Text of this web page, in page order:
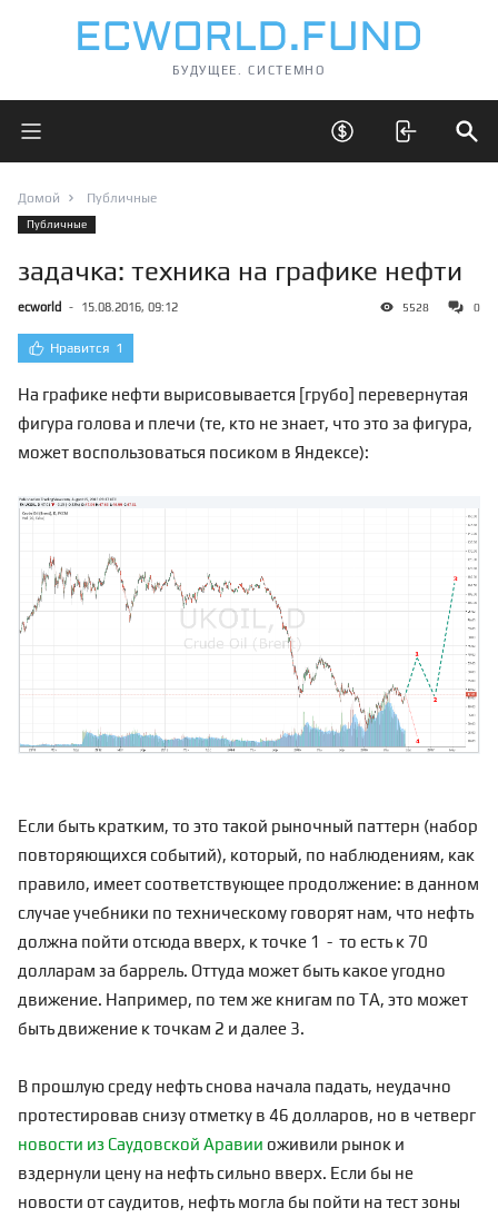
БУДУЩЕЕ. СИСТЕМНО
Открыть главное меню Открыть скрытые
Домой Публичные
Публичные
задачка: техника на графике нефти
ecworld - 15.08.2016, 09:12 5528 0
Нравится 1
На графике нефти вырисовывается [грубо] перевернутая
фигура голова и плечи (те, кто не знает, что это за фигура,
может воспользоваться посиком в Яндексе):
Если быть кратким, то это такой рыночный паттерн (набор
повторяющихся событий), который, по наблюдениям, как
правило, имеет соответствующее продолжение: в данном
случае учебники по техническому говорят нам, что нефть
должна пойти отсюда вверх, к точке 1 - то есть к 70
долларам за баррель. Оттуда может быть какое угодно
движение. Например, по тем же книгам по ТА, это может
быть движение к точкам 2 и далее 3.
В прошлую среду нефть снова начала падать, неудачно
протестировав снизу отметку в 46 долларов, но в четверг
новости из Саудовской Аравии оживили рынок и
вздернули цену на нефть сильно вверх. Если бы не
новости от саудитов, нефть могла бы пойти на тест зоны